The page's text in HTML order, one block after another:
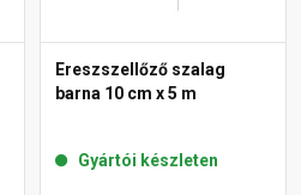
Ereszszellőző szalag
barna 10 cm x 5 m
Gyártói készleten